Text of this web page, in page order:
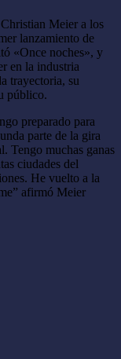
Meier a los
lanzamiento de
«Once noches», y
en la industria
trayectoria, su
público.
preparado para
parte de la gira
Tengo muchas ganas
ciudades del
He vuelto a la
afirmó Meier